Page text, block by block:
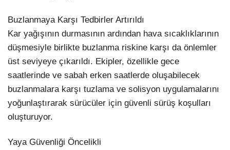
Buzlanmaya Karşı Tedbirler Artırıldı
Kar yağışının durmasının ardından hava sıcaklıklarının
düşmesiyle birlikte buzlanma riskine karşı da önlemler
üst seviyeye çıkarıldı. Ekipler, özellikle gece
saatlerinde ve sabah erken saatlerde oluşabilecek
buzlanmalara karşı tuzlama ve solisyon uygulamalarını
yoğunlaştırarak sürücüler için güvenli sürüş koşulları
oluşturuyor.
Yaya Güvenliği Öncelikli